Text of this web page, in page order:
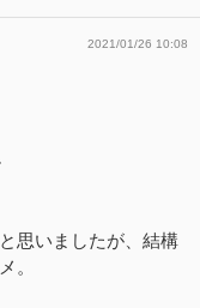
2021/01/26 10:08
思いましたが、結構
。